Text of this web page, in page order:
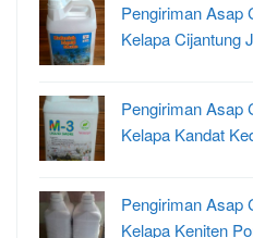
Pengiriman Asap
Kelapa Cijantung
Pengiriman Asap
Kelapa Kandat
Pengiriman Asap
Kelapa Keniten